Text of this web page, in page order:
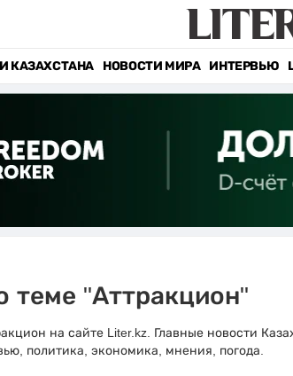
КАЗАХСТАНА НОВОСТИ МИРА ИНТЕРВЬЮ
теме "Аттракцион"
на сайте Liter.kz. Главные новости
политика, экономика, мнения, погода.